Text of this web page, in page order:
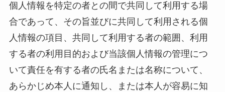
個人情報を特定の者との間で共同して利用する場
合であって、その旨並びに共同して利用される個
人情報の項目、共同して利用する者の範囲、利用
する者の利用目的および当該個人情報の管理につ
いて責任を有する者の氏名または名称について、
あらかじめ本人に通知し、または本人が容易に知